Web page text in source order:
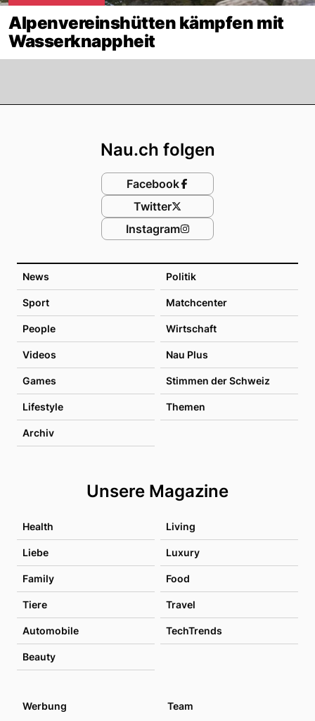
Alpenvereinshütten kämpfen mit
Wasserknappheit
News Politik
Sport Matchcenter
People Wirtschaft
Videos Nau Plus
Games Stimmen der Schweiz
Lifestyle Themen
Archiv
Unsere Magazine
Health Living
Liebe Luxury
Family Food
Tiere Travel
Automobile TechTrends
Beauty
Nau.ch folgen
Facebook
Twitter
Instagram
Werbung Team